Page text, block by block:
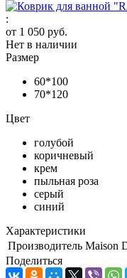
:
от 1 050 руб.
Нет в наличии
Размер
60*100
70*120
Цвет
голубой
коричневый
крем
пыльная роза
серый
синий
Характеристики
Производитель Maison
Поделиться